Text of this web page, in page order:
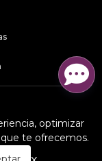
optimizar
te ofrecemos.